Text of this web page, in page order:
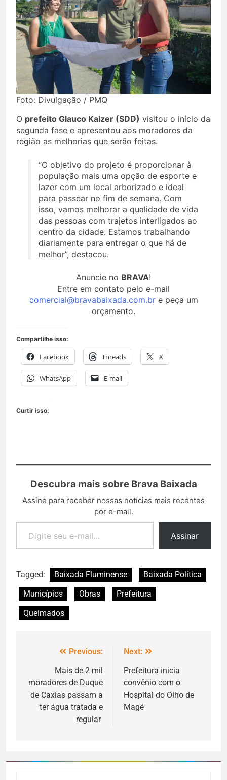
Foto: Divulgação / PMQ
O prefeito Glauco Kaizer (SDD) visitou o início da
segunda fase e apresentou aos moradores da
região as melhorias que serão feitas.
“O objetivo do projeto é proporcionar à
população mais uma opção de esporte e
lazer com um local arborizado e ideal
para passear no fim de semana. Com
isso, vamos melhorar a qualidade de vida
das pessoas com trajetos interligados ao
centro da cidade. Estamos trabalhando
diariamente para entregar o que há de
melhor”, destacou.
Anuncie no BRAVA!
Entre em contato pelo e-mail
comercial@bravabaixada.com.bre peça um
orçamento.
Compartilhe isso:
Facebook Threads X
WhatsApp E-mail
Curtir isso:
Descubra mais sobre Brava Baixada
Assine para receber nossas notícias mais recentes
por e-mail.
Assinar
Tagged: Baixada Fluminense
Baixada Política
Municípios
Obras
Prefeitura
Queimados
Previous:
Mais de 2 mil
moradores de Duque
de Caxias passam a
ter água tratada e
regular
Next:
Prefeitura inicia
convênio com o
Hospital do Olho de
Magé